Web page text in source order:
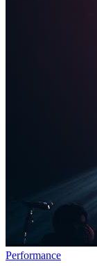
Performance